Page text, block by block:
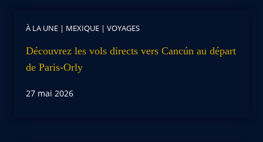
À LA UNE | MEXIQUE | VOYAGES
Découvrez les vols directs vers Cancún au départ
de Paris-Orly
27 mai 2026